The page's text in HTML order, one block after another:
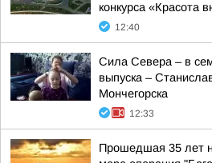
конкурса «Красота
12:40
Сила Севера – в
выпуска –
Мончегорска
12:33
Прошедшая 35 лет